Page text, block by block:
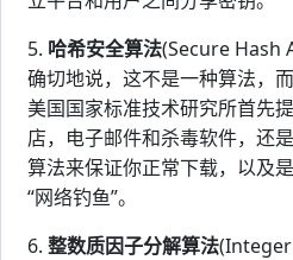
5. 哈希安全算法(Secure Hash
确切地说，这不是一种算法，
美国国家标准技术研究所首先
店，电子邮件和杀毒软件，还
算法来保证你正常下载，以及
“网络钓鱼”。
6. 整数质因子分解算法